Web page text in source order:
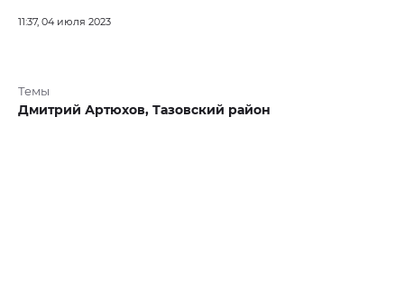
11:37, 04 июля 2023
Темы
Дмитрий Артюхов, Тазовский район